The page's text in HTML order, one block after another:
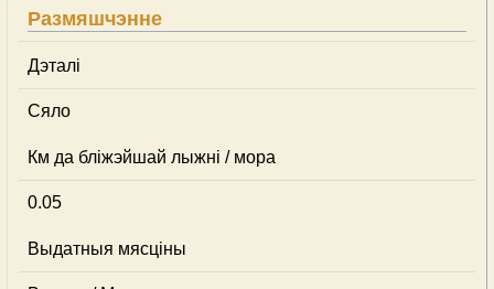
Размяшчэнне
Дэталі
Сяло
Км да бліжэйшай лыжні / мора
0.05
Выдатныя мясціны